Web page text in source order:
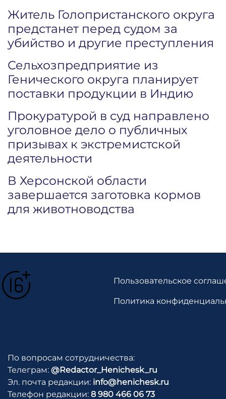
Житель Голопристанского округа
предстанет перед судом за
убийство и другие преступления
Сельхозпредприятие из
Генического округа планирует
поставки продукции в Индию
Прокуратурой в суд направлено
уголовное дело о публичных
призывах к экстремистской
деятельности
В Херсонской области
завершается заготовка кормов
для животноводства
Пользовательское
Политика
По вопросам сотрудничества:
Телеграм: @Redactor_Henichesk_ru
Эл. почта редакции: info@henichesk.ru
Телефон редакции: 8 980 466 06 73